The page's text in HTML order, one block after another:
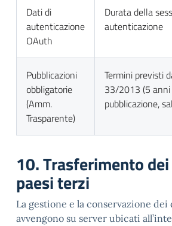
Dati di
autenticazione
OAuth
Durata della
autenticazione
Pubblicazioni
obbligatorie
(Amm.
Trasparente)
Termini previsti
33/2013 (5
pubblicazione,
10. Trasferimento
paesi terzi
La gestione e la conservazione
avvengono su server ubicati